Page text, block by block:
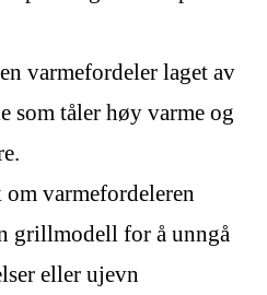
varmefordeler laget av
som tåler høy varme og
om varmefordeleren
grillmodell for å unngå
eller ujevn